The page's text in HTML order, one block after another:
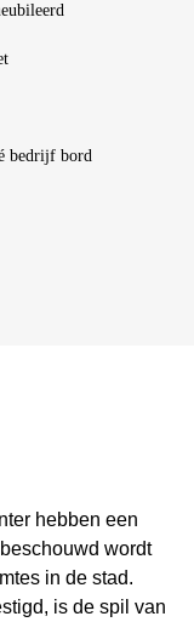
bedrijf bord
hebben een
wordt
in de stad.
is de spil van